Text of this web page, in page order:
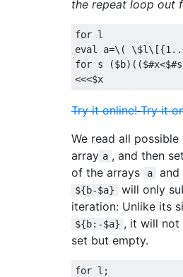
the repeat loop out
for
eval
a=\( \$l\[{1. .
for s ($b)(($
<<<$x
Try it online! Try it
We read all
array a , and then set
of the arrays
a and
${b-$a} will only
iteration: Unlike its
${b:-$a} , it will not
set but empty.
for l ;